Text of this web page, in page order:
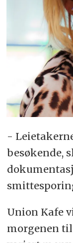
-
besøkende,
Union Kafe
morgenen